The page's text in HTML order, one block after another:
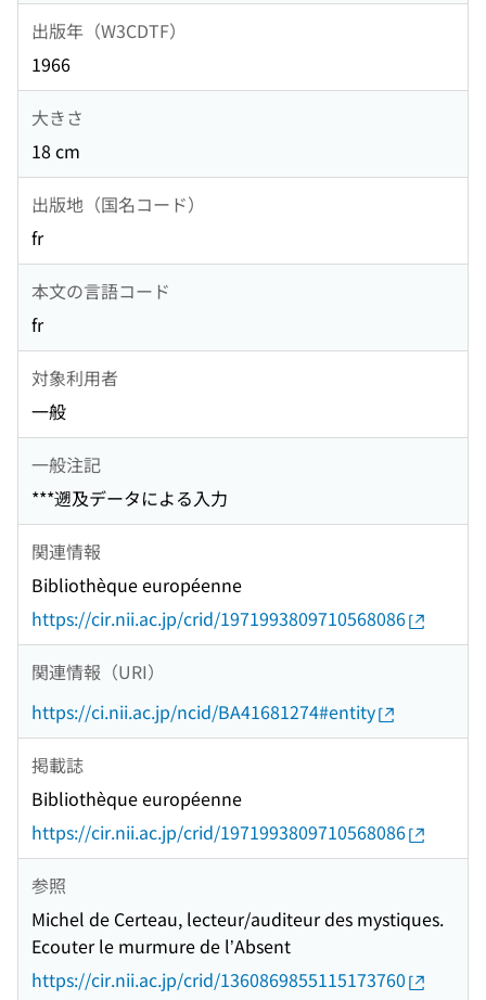
出版年（W3CDTF）
1966
大きさ
18 cm
出版地（国名コード）
fr
本文の言語コード
fr
対象利用者
一般
一般注記
***遡及データによる入力
関連情報
Bibliothèque européenne
https://cir.nii.ac.jp/crid/1971993809710568086
関連情報（URI）
https://ci.nii.ac.jp/ncid/BA41681274#entity
掲載誌
Bibliothèque européenne
https://cir.nii.ac.jp/crid/1971993809710568086
参照
Michel de Certeau, lecteur/auditeur des mystiques.
Ecouter le murmure de l’Absent
https://cir.nii.ac.jp/crid/1360869855115173760